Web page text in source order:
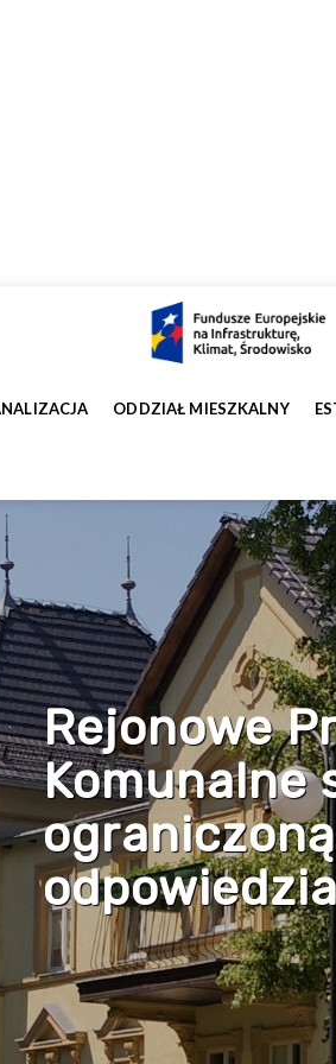
ODDZIAŁ MIESZKALNY
Rejonowe
Komunalne
ograniczoną